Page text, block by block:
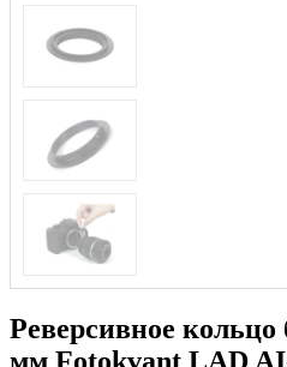
Реверсивное